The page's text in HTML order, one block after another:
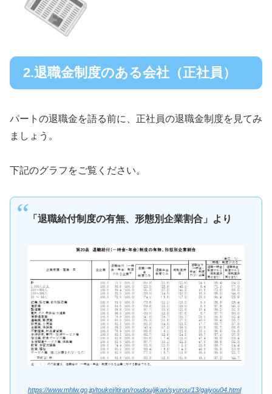
2.退職金制度のある会社（正社員）
パートの退職金を語る前に、正社員の退職金制度を見てみ
ましょう。
下記のグラフをご覧ください。
「退職給付制度の有無、形態別企業割合」より
https://www.mhlw.go.jp/toukei/itiran/roudou/jikan/syurou/13/gaiyou04.html